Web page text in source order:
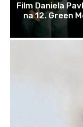
Film Daniela
na 12. Green